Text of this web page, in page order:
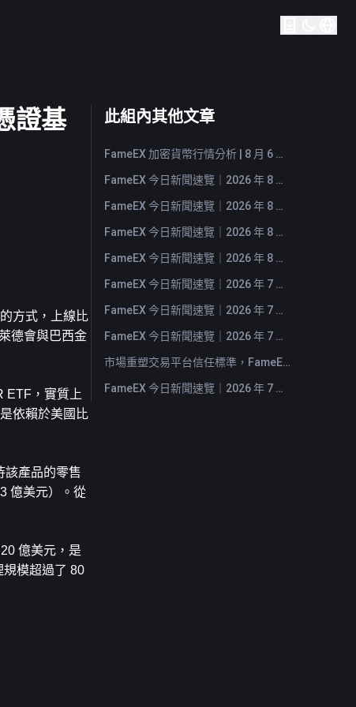
證基
方式，上線 比
德會與巴西金
ETF，實質上
依賴於美國比
該產品的零售
億美元）。從
億美元，是
模超過了 80
此組內其他文章
FameEX 加密貨幣行情分析 | 8 月 6 日, 2026
FameEX 今日新聞速覽｜2026 年 8 月 6 日
FameEX 今日新聞速覽｜2026 年 8 月 5 日
FameEX 今日新聞速覽｜2026 年 8 月 4 日
FameEX 今日新聞速覽｜2026 年 8 月 3 日
FameEX 今日新聞速覽｜2026 年 7 月 31 日
FameEX 今日新聞速覽｜2026 年 7 月 30 日
FameEX 今日新聞速覽｜2026 年 7 月 29 日
市場重塑交易平台信任標準，FameEX 以八年穩健營運持續服務全球用戶
FameEX 今日新聞速覽｜2026 年 7 月 28 日